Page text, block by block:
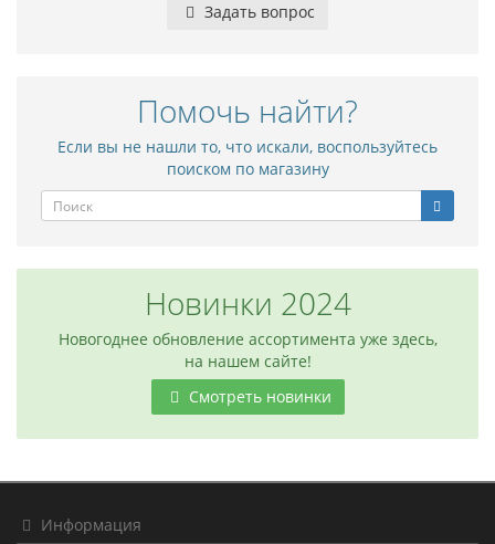
Задать вопрос
Помочь найти?
Если вы не нашли то, что искали, воспользуйтесь
поиском по магазину
Новинки 2024
Новогоднее обновление ассортимента уже здесь,
на нашем сайте!
Смотреть новинки
Информация